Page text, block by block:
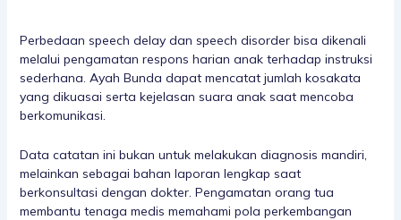
Perbedaan speech delay dan speech disorder bisa dikenali
melalui pengamatan respons harian anak terhadap instruksi
sederhana. Ayah Bunda dapat mencatat jumlah kosakata
yang dikuasai serta kejelasan suara anak saat mencoba
berkomunikasi.
Data catatan ini bukan untuk melakukan diagnosis mandiri,
melainkan sebagai bahan laporan lengkap saat
berkonsultasi dengan dokter. Pengamatan orang tua
membantu tenaga medis memahami pola perkembangan